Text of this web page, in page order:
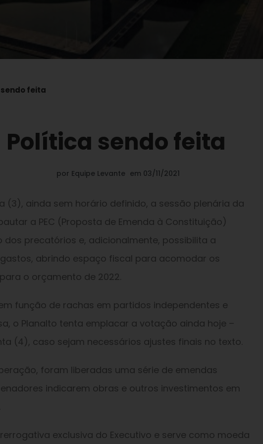
feita
Política sendo feita
por Equipe Levante em 03/11/2021
ainda sem horário definido, a sessão plenária da
a PEC (Proposta de Emenda à Constituição)
dos precatórios e, adicionalmente, possibilita a
abrindo espaço fiscal para acomodar os
o orçamento de 2022.
função de rachas em partidos independentes e
o Planalto tenta emplacar a votação ainda hoje –
(4), caso sejam necessários ajustes finais no texto.
foram liberadas uma série de emendas
indicarem obras e outros investimentos em
exclusiva do Executivo e serve como moeda